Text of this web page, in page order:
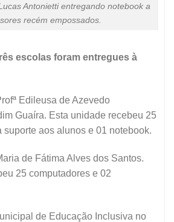
Antonietti entregando notebook a
recém empossados.
escolas foram entregues à
Edileusa de Azevedo
Guaíra. Esta unidade recebeu 25
suporte aos alunos e 01 notebook.
de Fátima Alves dos Santos.
25 computadores e 02
de Educação Inclusiva no